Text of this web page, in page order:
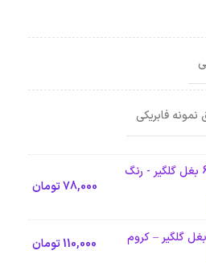
نمونه فابریکی
آرم پلکسی 6AT بغل گلگیر - رنگ
78,000تومان
110,000تومان